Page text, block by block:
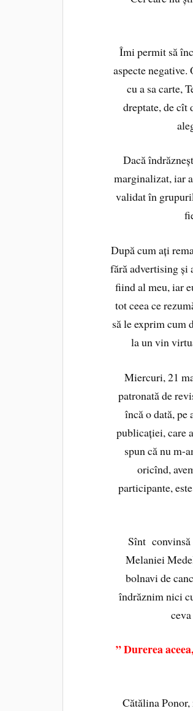
Îmi permit să
aspecte
cu a sa carte,
dreptate, de cît
Dacă
marginalizat, iar
validat în
După cum ați
fără advertising și
fiind al meu, iar
tot ceea ce
să le exprim cum
la un vin
Miercuri, 21
patronată de
încă o dată,
publicației, care
spun că nu m-
oricînd,
participante,
Sînt convinsă
Melaniei
bolnavi de
îndrăznim nici
” Durerea
Cătălina